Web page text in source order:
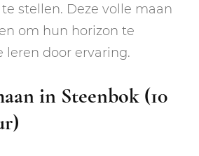
stellen. Deze volle maan
om hun horizon te
leren door ervaring.
in Steenbok (10